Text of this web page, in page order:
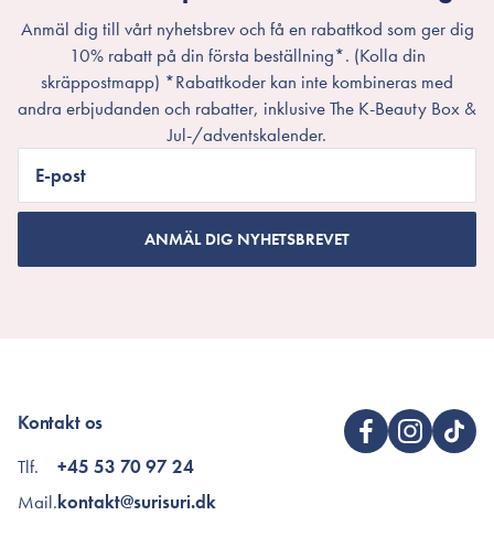
Anmäl dig till vårt nyhetsbrev och få en rabattkod som ger dig
10% rabatt på din första beställning*. (Kolla din
skräppostmapp) *Rabattkoder kan inte kombineras med
andra erbjudanden och rabatter, inklusive The K-Beauty Box &
Jul-/adventskalender.
E-post
ANMÄL DIG NYHETSBREVET
Kontakt os
Tlf.
Mail.
+45 53 70 97 24
kontakt@surisuri.dk